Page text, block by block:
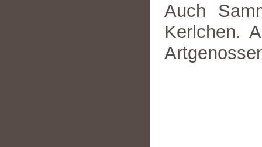
Auch
Kerlchen.